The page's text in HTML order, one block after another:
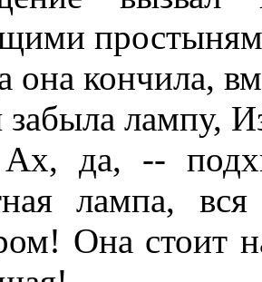
она кончила,
лампу,
да, --
лампа,
Она стоит